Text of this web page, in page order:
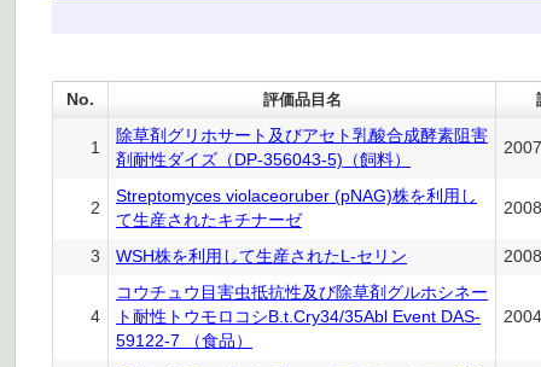
No. 評価品目名
1
除草剤グリホサート及びアセト乳酸合成酵素阻害
剤耐性ダイズ（DP-356043-5)（飼料）
2
Streptomyces violaceoruber (pNAG)株を利用し
て生産されたキチナーゼ
3 WSH株を利用して生産されたL-セリン
4
コウチュウ目害虫抵抗性及び除草剤グルホシネー
ト耐性トウモロコシB.t.Cry34/35Abl Event DAS-
59122-7 （食品）